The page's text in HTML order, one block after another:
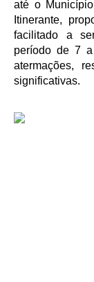
Turmas
Varas do
até o
Itinerante,
facilitado a
período de 7
atermações,
significativas.